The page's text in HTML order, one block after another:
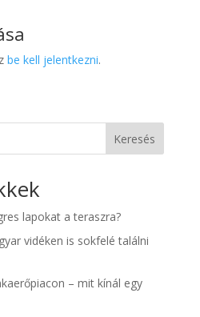
be kell jelentkezni.
Keresés
lapokat a teraszra?
vidéken is sokfelé találni
– mit kínál egy